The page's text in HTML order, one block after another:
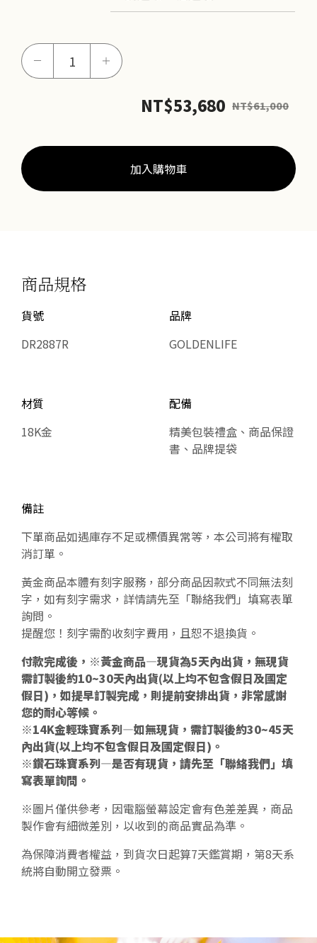
－
戒
＋
NT$53,680 NT$61,000
加入購物車
商品規格
貨號
DR2887R
品牌
GOLDENLIFE
材質
18K金
配備
精美包裝禮盒、商品保證
書、品牌提袋
備註
下單商品如遇庫存不足或標價異常等，本公司將有權取
消訂單。
黃金商品本體有刻字服務，部分商品因款式不同無法刻
字，如有刻字需求，詳情請先至「聯絡我們」填寫表單
詢問。
提醒您！刻字需酌收刻字費用，且恕不退換貨。
付款完成後，※黃金商品—現貨為5天內出貨，無現貨
需訂製後約10~30天內出貨(以上均不包含假日及國定
假日)，如提早訂製完成，則提前安排出貨，非常感謝
您的耐心等候。
※14K金輕珠寶系列—如無現貨，需訂製後約30~45天
內出貨(以上均不包含假日及國定假日)。
※鑽石珠寶系列—是否有現貨，請先至「聯絡我們」填
寫表單詢問。
※圖片僅供參考，因電腦螢幕設定會有色差差異，商品
製作會有細微差別，以收到的商品實品為準。
為保障消費者權益，到貨次日起算7天鑑賞期，第8天系
統將自動開立發票。